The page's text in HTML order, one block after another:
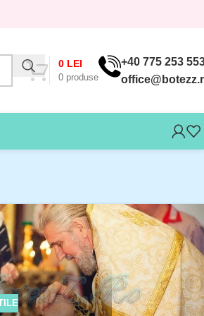
0 produse
0 LEI
+40 775 253